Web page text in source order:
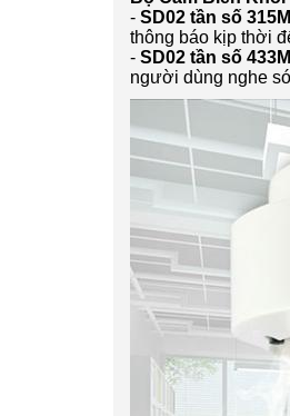
- SD02 tần số
thông báo kịp thời
- SD02 tần số
người dùng nghe